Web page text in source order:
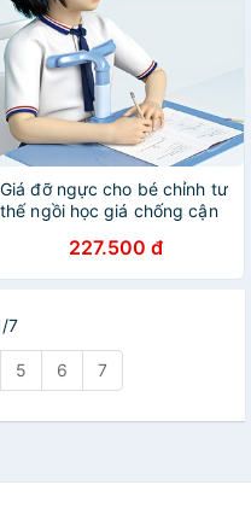
Giá đỡ ngực cho bé chỉnh tư
thế ngồi học giá chống cận
227.500 đ
7
5 6 7